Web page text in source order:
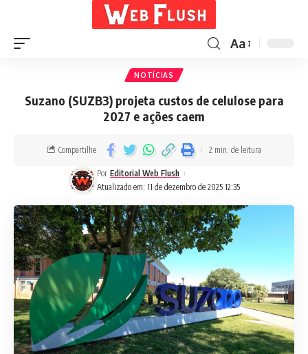
Aa
NOTÍCIAS
Suzano (SUZB3) projeta custos de celulose para
2027 e ações caem
Atualizado em: 11 de dezembro de 2025 12:35
Por Editorial Web Flush
Compartilhe 2 min. de leitura